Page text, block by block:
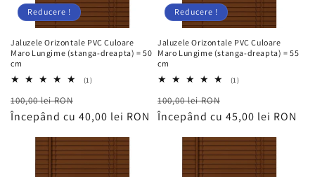
Reducere !
Jaluzele Orizontale PVC Culoare
Maro Lungime (stanga-dreapta) = 50
cm
(1)1
Preț
obișnuit
100,00 lei RON
redus
Începând cu 40,00 lei RON
Reducere !
Jaluzele Orizontale PVC Culoare
Maro Lungime (stanga-dreapta) = 55
cm
(1)1
Preț
obișnuit
100,00 lei RON
redus
Începând cu 45,00 lei RON